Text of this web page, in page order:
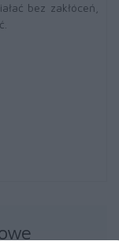
bez zakłóceń,